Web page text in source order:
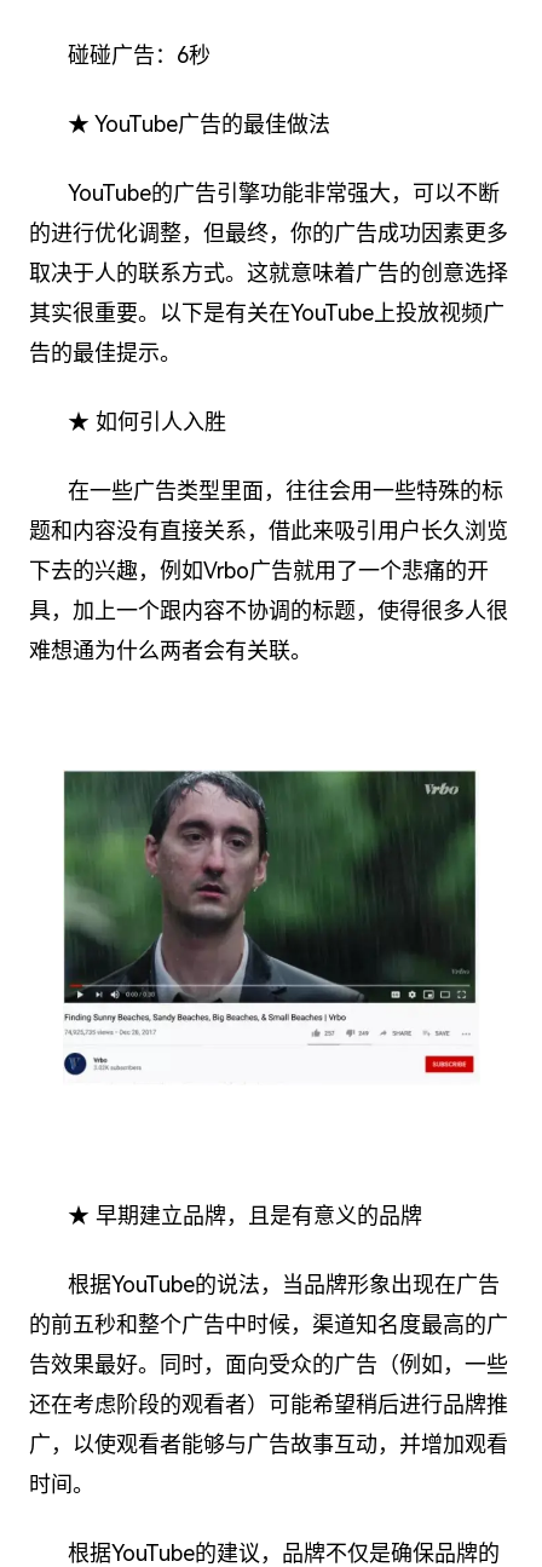
碰碰广告：6秒
★ YouTube广告的最佳做法
YouTube的广告引擎功能非常强大，可以不断
的进行优化调整，但最终，你的广告成功因素更多
取决于人的联系方式。这就意味着广告的创意选择
其实很重要。以下是有关在YouTube上投放视频广
告的最佳提示。
★ 如何引人入胜
在一些广告类型里面，往往会用一些特殊的标
题和内容没有直接关系，借此来吸引用户长久浏览
下去的兴趣，例如Vrbo广告就用了一个悲痛的开
具，加上一个跟内容不协调的标题，使得很多人很
难想通为什么两者会有关联。
★ 早期建立品牌，且是有意义的品牌
根据YouTube的说法，当品牌形象出现在广告
的前五秒和整个广告中时候，渠道知名度最高的广
告效果最好。同时，面向受众的广告（例如，一些
还在考虑阶段的观看者）可能希望稍后进行品牌推
广，以使观看者能够与广告故事互动，并增加观看
时间。
根据YouTube的建议，品牌不仅是确保品牌的